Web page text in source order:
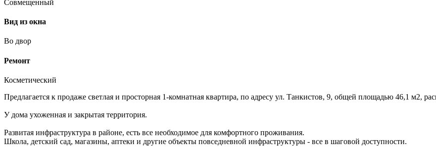
Совмещенный
Вид из окна
Во двор
Ремонт
Косметический
Предлагается к продаже светлая и просторная 1-комнатная квартира, по адресу ул. Танкистов, 9, общей площадью 46,1 м2,
У дома ухоженная и закрытая территория.
Развитая инфраструктура в районе, есть все необходимое для комфортного проживания.
Школа, детский сад, магазины, аптеки и другие объекты повседневной инфраструктуры - все в шаговой доступности.